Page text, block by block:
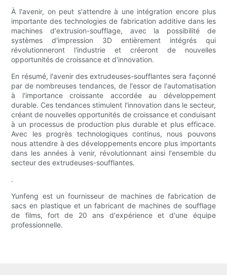
À l'avenir, on peut s'attendre à une intégration encore plus
importante des technologies de fabrication additive dans les
machines d'extrusion-soufflage, avec la possibilité de
systèmes d'impression 3D entièrement intégrés qui
révolutionneront l'industrie et créeront de nouvelles
opportunités de croissance et d'innovation.
En résumé, l'avenir des extrudeuses-soufflantes sera façonné
par de nombreuses tendances, de l'essor de l'automatisation
à l'importance croissante accordée au développement
durable. Ces tendances stimulent l'innovation dans le secteur,
créant de nouvelles opportunités de croissance et conduisant
à un processus de production plus durable et plus efficace.
Avec les progrès technologiques continus, nous pouvons
nous attendre à des développements encore plus importants
dans les années à venir, révolutionnant ainsi l'ensemble du
secteur des extrudeuses-soufflantes.
.
Yunfeng est un fournisseur de machines de fabrication de
sacs en plastique et un fabricant de machines de soufflage
de films, fort de 20 ans d'expérience et d'une équipe
professionnelle.